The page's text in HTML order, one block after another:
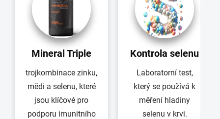
Mineral Triple
trojkombinace zinku,
mědi a selenu, které
jsou klíčové pro
podporu imunitního
Kontrola selenu
Laboratorní test,
který se používá k
měření hladiny
selenu v krvi.